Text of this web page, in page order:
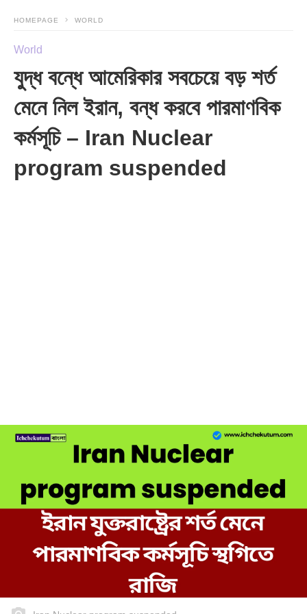
HOMEPAGE WORLD
World
যুদ্ধ বন্ধে আমেরিকার সবচেয়ে বড় শর্ত
মেনে নিল ইরান, বন্ধ করবে পারমাণবিক
কর্মসূচি – Iran Nuclear
program suspended